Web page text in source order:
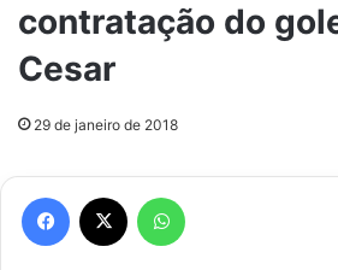
contratação do
Cesar
29 de janeiro de 2018